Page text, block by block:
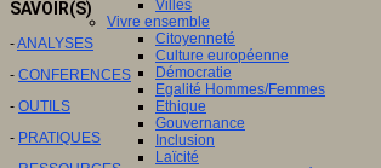
Villes
Vivre ensemble
Citoyenneté
Culture européenne
Démocratie
Egalité Hommes/Femmes
Ethique
Gouvernance
Inclusion
Laïcité
SAVOIR(S)
-ANALYSES
- CONFERENCES
- OUTILS
- PRATIQUES